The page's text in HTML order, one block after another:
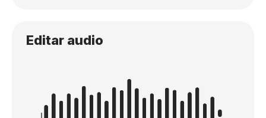
Editar audio